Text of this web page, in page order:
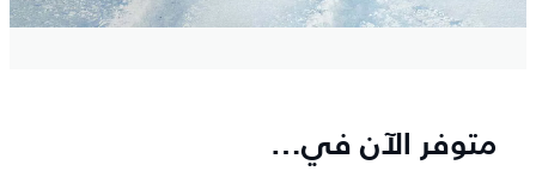
متوفر الآن في…